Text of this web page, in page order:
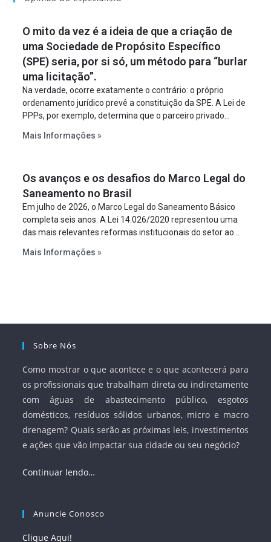
O mito da vez é a ideia de que a criação de
uma Sociedade de Propósito Específico
(SPE) seria, por si só, um método para “burlar
uma licitação”.
Na verdade, ocorre exatamente o contrário: o próprio
ordenamento jurídico prevê a constituição da SPE. A Lei de
PPPs, por exemplo, determina que o parceiro privado
empreendimento. Ou seja, a suposta “fraude à licitação” é
projeto a projeto.
Mais Informações »
Os avanços e os desafios do Marco Legal do
Saneamento no Brasil
Em julho de 2026, o Marco Legal do Saneamento Básico
completa seis anos. A Lei 14.026/2020 representou uma
das mais relevantes reformas institucionais do setor ao
serviços, ampliar a participação da iniciativa privada,
Mais Informações »
Sobre Nós
Como mostrar o que acontece e o que acontecerá para
os profissionais que trabalham direta ou indiretamente
com águas de abastecimento público, esgotos
domésticos, resíduos sólidos urbanos, micro e macro
drenagem? Quais serão as próximas leis, investimentos
e ações que vão impactar sua cidade ou seu negócio?
Continuar lendo…
Anuncie Conosco
Clique Aqui!